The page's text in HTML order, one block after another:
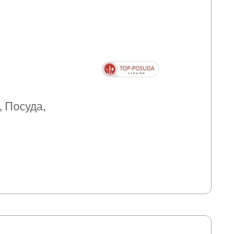
Посуда